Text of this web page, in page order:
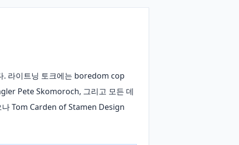
. 라이트닝 토크에는 boredom cop
Pete Skomoroch, 그리고 모든 데
나 Tom Carden of Stamen Design